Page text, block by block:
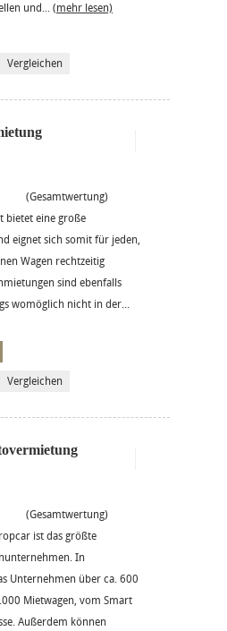
und... (mehr lesen)
Vergleichen
(Gesamtwertung)
bietet eine große
eignet sich somit für jeden,
Wagen rechtzeitig
sind ebenfalls
womöglich nicht in der...
Vergleichen
(Gesamtwertung)
ist das größte
In
Unternehmen über ca. 600
Mietwagen, vom Smart
Außerdem können